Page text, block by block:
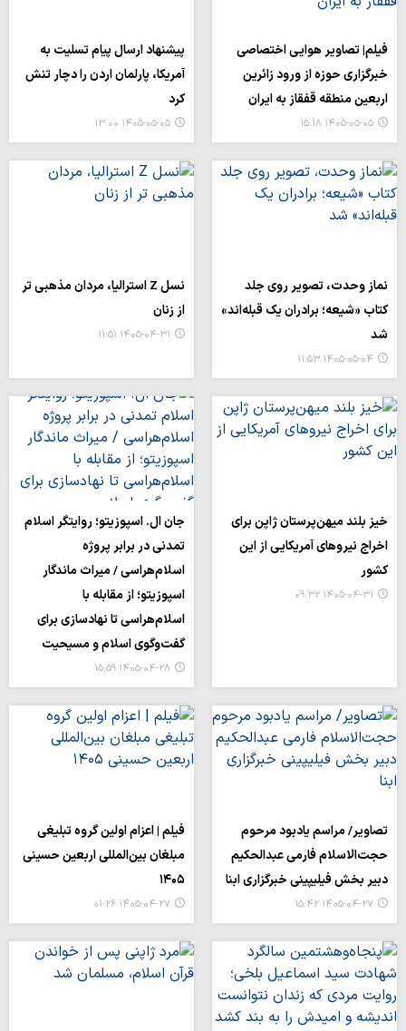
فیلم| تصاویر هوایی اختصاصی
خبرگزاری حوزه از ورود زائرین
اربعین منطقه قفقاز به ایران
۱۴۰۵-۰۵-۰۵ ۱۵:۱۸
پیشنهاد ارسال پیام تسلیت به
آمریکا، پارلمان اردن را دچار تنش
کرد
۱۴۰۵-۰۵-۰۵ ۱۳:۰۰
نماز وحدت، تصویر روی جلد
کتاب «شیعه؛ برادران یک قبله‌اند»
شد
۱۴۰۵-۰۵-۰۴ ۱۱:۵۳
نسل Z استرالیا، مردان مذهبی تر
از زنان
۱۴۰۵-۰۴-۳۱ ۱۱:۵۱
خیز بلند میهن‌پرستان ژاپن برای
اخراج نیروهای آمریکایی از این
کشور
۱۴۰۵-۰۴-۳۱ ۰۹:۳۲
جان ال. اسپوزیتو؛ روایتگر اسلام
تمدنی در برابر پروژه
اسلام‌هراسی / میراث ماندگار
اسپوزیتو؛ از مقابله با
اسلام‌هراسی تا نهادسازی برای
گفت‌وگوی اسلام و مسیحیت
۱۴۰۵-۰۴-۲۸ ۱۵:۵۹
تصاویر/ مراسم یادبود مرحوم
حجت‌الاسلام فارمی عبدالحکیم
دبیر بخش فیلیپینی خبرگزاری ابنا
۱۴۰۵-۰۴-۲۷ ۱۵:۴۲
فیلم | اعزام اولین گروه تبلیغی
مبلغان بین‌المللی اربعین حسینی
۱۴۰۵
۱۴۰۵-۰۴-۲۷ ۰۱:۲۶